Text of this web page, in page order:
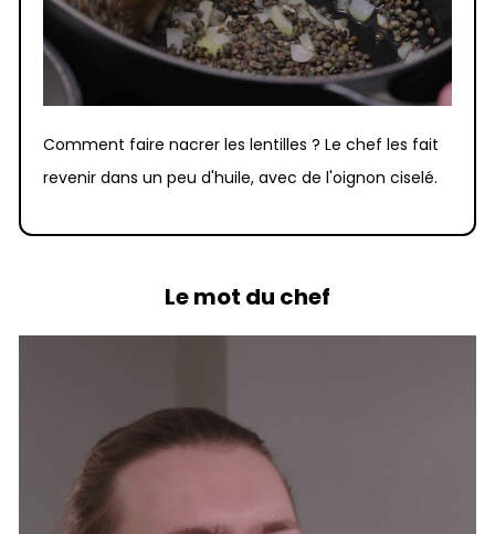
Comment faire nacrer les lentilles ? Le chef les fait
revenir dans un peu d'huile, avec de l'oignon ciselé.
Le mot du chef